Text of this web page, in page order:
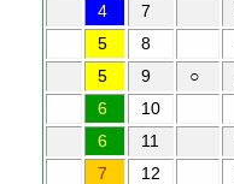
4
7
5
8
5
9 ○
6
10
6
11
7
12